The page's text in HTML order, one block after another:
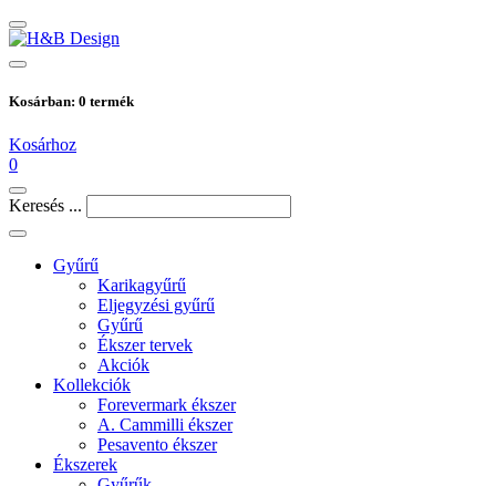
Kosárban: 0 termék
Kosárhoz
0
Keresés ...
Gyűrű
Karikagyűrű
Eljegyzési gyűrű
Gyűrű
Ékszer tervek
Akciók
Kollekciók
Forevermark ékszer
A. Cammilli ékszer
Pesavento ékszer
Ékszerek